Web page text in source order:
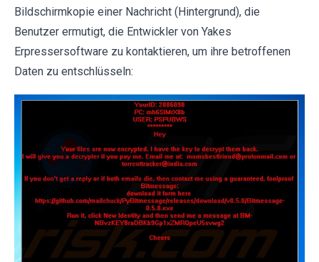
Bildschirmkopie einer Nachricht (Hintergrund), die
Benutzer ermutigt, die Entwickler von Yakes
Erpressersoftware zu kontaktieren, um ihre betroffenen
Daten zu entschlüsseln: